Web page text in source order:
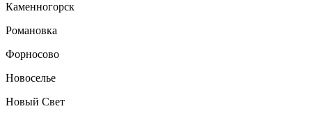
Каменногорск
Романовка
Форносово
Новоселье
Новый Свет